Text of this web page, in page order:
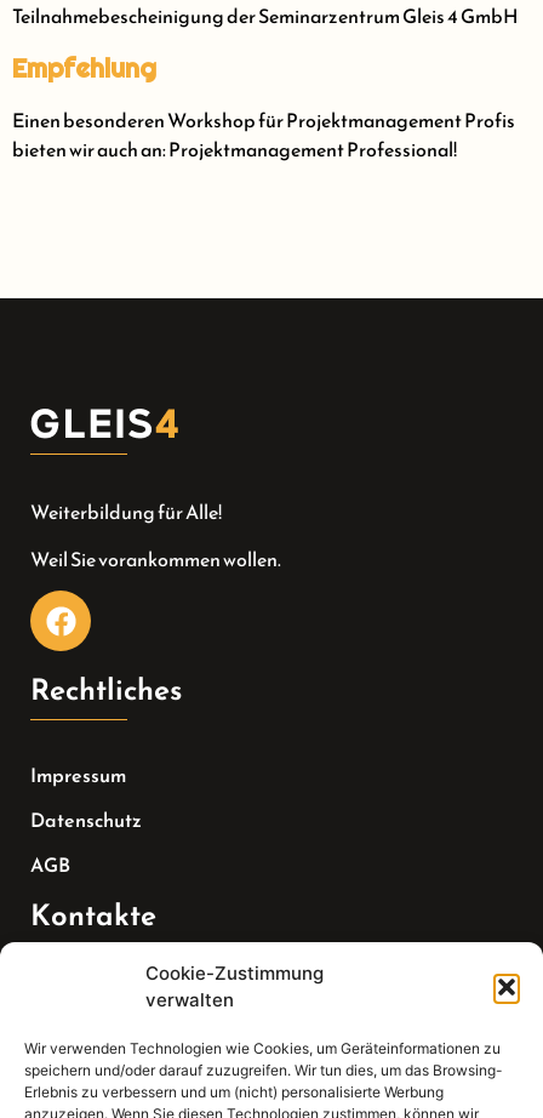
Cookie-Zustimmung
verwalten
Wir verwenden Technologien wie Cookies, um Geräteinformationen zu
speichern und/oder darauf zuzugreifen. Wir tun dies, um das Browsing-
Erlebnis zu verbessern und um (nicht) personalisierte Werbung
anzuzeigen. Wenn Sie diesen Technologien zustimmen, können wir
Teilnahmebescheinigung der Seminarzentrum Gleis 4 GmbH
Empfehlung
Einen besonderen Workshop für Projektmanagement Profis
bieten wir auch an: Projektmanagement Professional!
Weiterbildung für Alle!
Weil Sie vorankommen wollen.
Rechtliches
Impressum
Datenschutz
AGB
Kontakte
07147 270 3349
Email: